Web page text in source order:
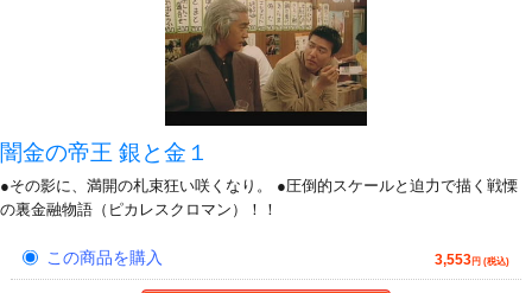
闇金の帝王 銀と金１
●その影に、満開の札束狂い咲くなり。 ●圧倒的スケールと迫力で描く戦慄
の裏金融物語（ピカレスクロマン）！！
この商品を購入 3,553円 (税込)